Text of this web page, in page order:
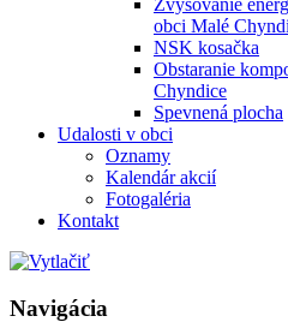
obci Malé
NSK kosačka
Obstaranie
Chyndice
Spevnená plocha
Udalosti v obci
Oznamy
Kalendár akcií
Fotogaléria
Kontakt
Navigácia